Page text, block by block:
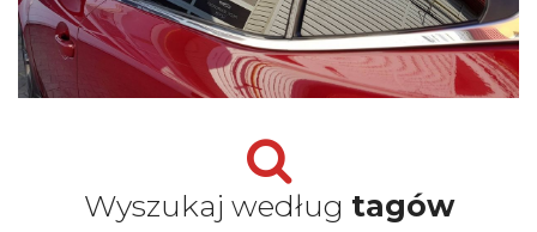
Wyszukaj według tagów